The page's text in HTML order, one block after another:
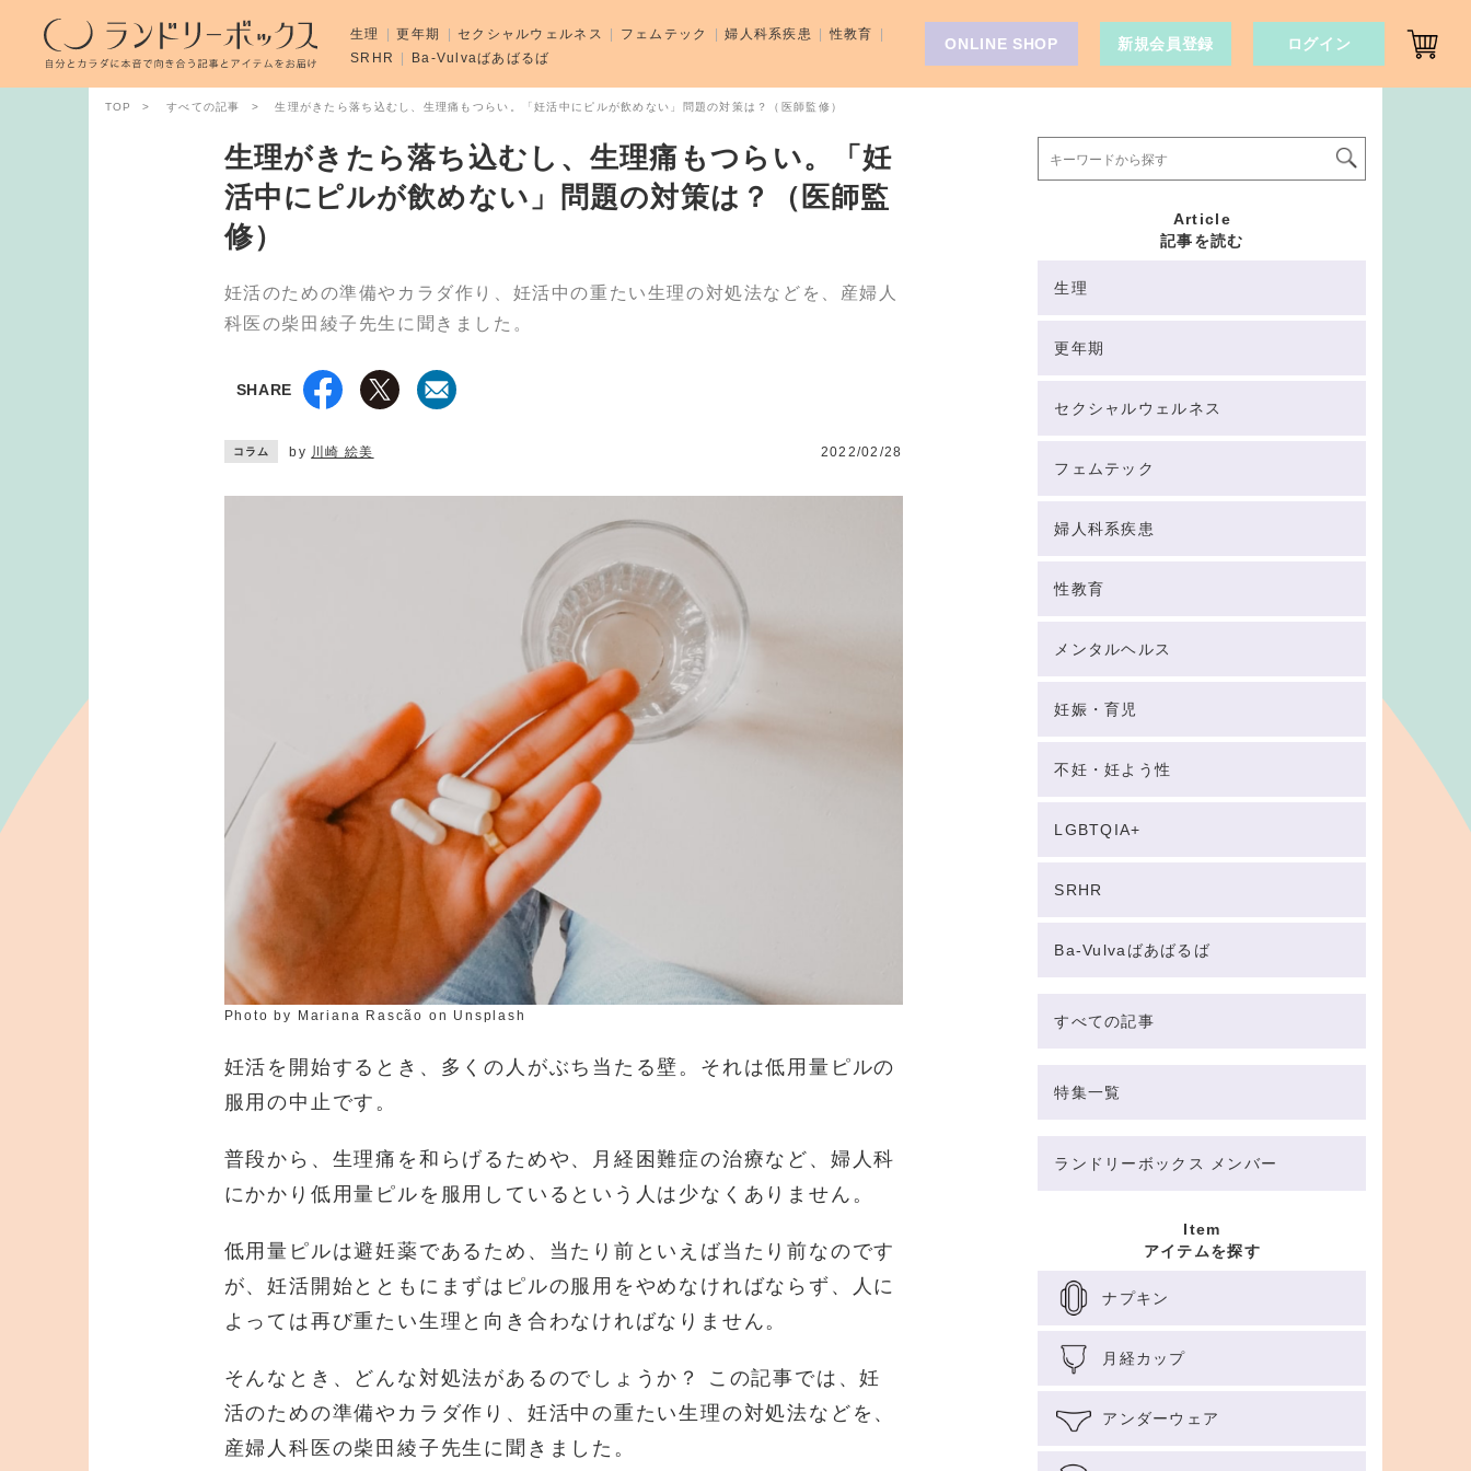
TOP すべての記事 生理がきたら落ち込むし、生理痛もつらい。「妊活中にピルが飲めない」問題の対策は？（医師監修）
生理がきたら落ち込むし、生理痛もつらい。「妊
活中にピルが飲めない」問題の対策は？（医師監
修）
妊活のための準備やカラダ作り、妊活中の重たい生理の対処法などを、産婦人
科医の柴田綾子先生に聞きました。
SHARE
コラム by 川崎 絵美 2022/02/28
Photo by Mariana Rascão on Unsplash
妊活を開始するとき、多くの人がぶち当たる壁。それは低用量ピルの
服用の中止です。
普段から、生理痛を和らげるためや、月経困難症の治療など、婦人科
にかかり低用量ピルを服用しているという人は少なくありません。
低用量ピルは避妊薬であるため、当たり前といえば当たり前なのです
が、妊活開始とともにまずはピルの服用をやめなければならず、人に
よっては再び重たい生理と向き合わなければなりません。
そんなとき、どんな対処法があるのでしょうか？ この記事では、妊
活のための準備やカラダ作り、妊活中の重たい生理の対処法などを、
産婦人科医の柴田綾子先生に聞きました。
Article
記事を読む
生理
更年期
セクシャルウェルネス
フェムテック
婦人科系疾患
性教育
メンタルヘルス
妊娠・育児
不妊・妊よう性
LGBTQIA+
SRHR
Ba-Vulvaばあばるば
すべての記事
特集一覧
ランドリーボックス メンバー
Item
アイテムを探す
ナプキン
月経カップ
アンダーウェア
生理 更年期 セクシャルウェルネス フェムテック 婦人科系疾患
性教育
SRHR
Ba-Vulvaばあばるば
ONLINE SHOP 新規会員登録 ログイン